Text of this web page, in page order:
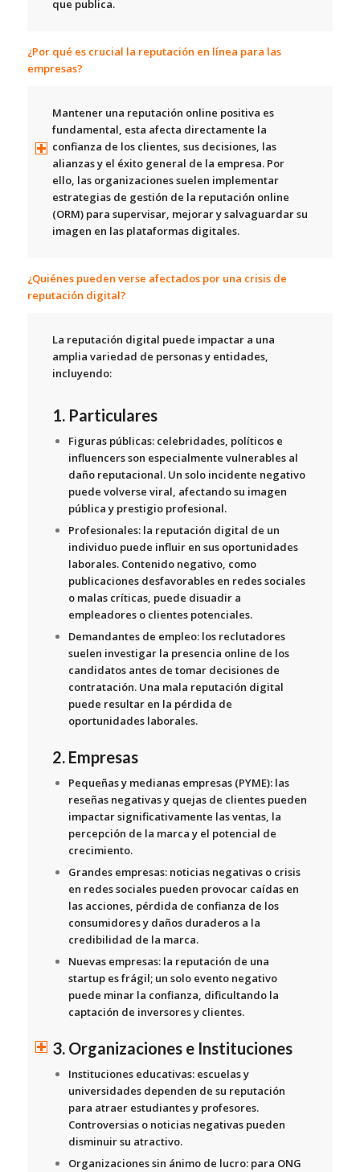
que publica.
¿Por qué es crucial la reputación en línea para las
empresas?
Mantener una reputación online positiva es
fundamental, esta afecta directamente la
confianza de los clientes, sus decisiones, las
alianzas y el éxito general de la empresa. Por
ello, las organizaciones suelen implementar
estrategias de gestión de la reputación online
(ORM) para supervisar, mejorar y salvaguardar su
imagen en las plataformas digitales.
¿Quiénes pueden verse afectados por una crisis de
reputación digital?
La reputación digital puede impactar a una
amplia variedad de personas y entidades,
incluyendo:
1. Particulares
Figuras públicas:celebridades, políticos e
influencers son especialmente vulnerables al
daño reputacional. Un solo incidente negativo
puede volverse viral, afectando su imagen
pública y prestigio profesional.
Profesionales:la reputación digital de un
individuo puede influir en sus oportunidades
laborales. Contenido negativo, como
publicaciones desfavorables en redes sociales
o malas críticas, puede disuadir a
empleadores o clientes potenciales.
Demandantes de empleo:los reclutadores
suelen investigar la presencia online de los
candidatos antes de tomar decisiones de
contratación. Una mala reputación digital
puede resultar en la pérdida de
oportunidades laborales.
2. Empresas
Pequeñas y medianas empresas (PYME):las
reseñas negativas y quejas de clientes pueden
impactar significativamente las ventas, la
percepción de la marca y el potencial de
crecimiento.
Grandes empresas:noticias negativas o crisis
en redes sociales pueden provocar caídas en
las acciones, pérdida de confianza de los
consumidores y daños duraderos a la
credibilidad de la marca.
Nuevas empresas:la reputación de una
startup es frágil; un solo evento negativo
puede minar la confianza, dificultando la
captación de inversores y clientes.
3. Organizaciones e Instituciones
Instituciones educativas:escuelas y
universidades dependen de su reputación
para atraer estudiantes y profesores.
Controversias o noticias negativas pueden
disminuir su atractivo.
Organizaciones sin ánimo de lucro:para ONG